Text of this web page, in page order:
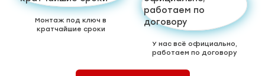
Монтаж под ключ в
кратчайшие сроки
У нас всё официально,
работаем по договору